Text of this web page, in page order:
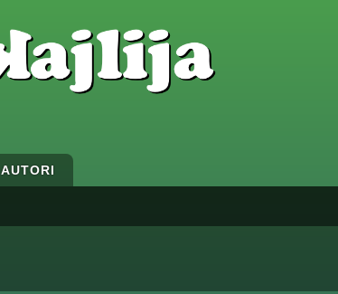
AUTORI